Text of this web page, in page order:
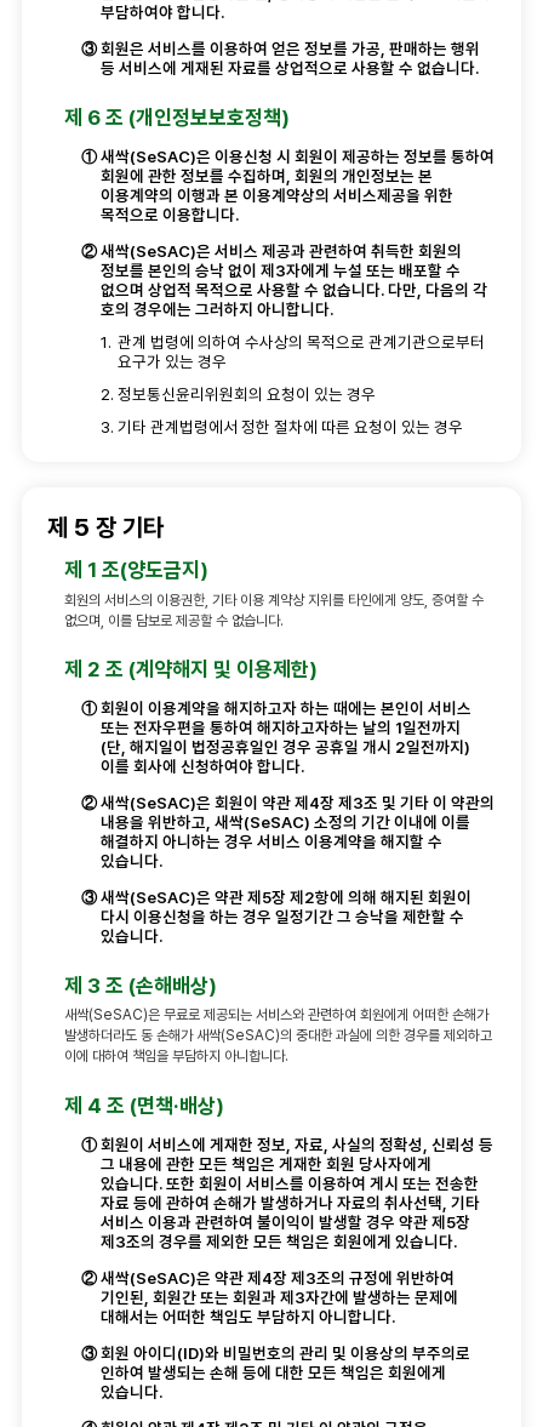
부담하여야 합니다.
③ 회원은 서비스를 이용하여 얻은 정보를 가공, 판매하는 행위
등 서비스에 게재된 자료를 상업적으로 사용할 수 없습니다.
제 6 조 (개인정보보호정책)
① 새싹(SeSAC)은 이용신청 시 회원이 제공하는 정보를 통하여
회원에 관한 정보를 수집하며, 회원의 개인정보는 본
이용계약의 이행과 본 이용계약상의 서비스제공을 위한
목적으로 이용합니다.
② 새싹(SeSAC)은 서비스 제공과 관련하여 취득한 회원의
정보를 본인의 승낙 없이 제3자에게 누설 또는 배포할 수
없으며 상업적 목적으로 사용할 수 없습니다. 다만, 다음의 각
호의 경우에는 그러하지 아니합니다.
1. 관계 법령에 의하여 수사상의 목적으로 관계기관으로부터
요구가 있는 경우
2. 정보통신윤리위원회의 요청이 있는 경우
3. 기타 관계법령에서 정한 절차에 따른 요청이 있는 경우
제 5 장 기타
제 1 조(양도금지)
회원의 서비스의 이용권한, 기타 이용 계약상 지위를 타인에게 양도, 증여할 수
없으며, 이를 담보로 제공할 수 없습니다.
제 2 조 (계약해지 및 이용제한)
① 회원이 이용계약을 해지하고자 하는 때에는 본인이 서비스
또는 전자우편을 통하여 해지하고자하는 날의 1일전까지
(단, 해지일이 법정공휴일인 경우 공휴일 개시 2일전까지)
이를 회사에 신청하여야 합니다.
② 새싹(SeSAC)은 회원이 약관 제4장 제3조 및 기타 이 약관의
내용을 위반하고, 새싹(SeSAC) 소정의 기간 이내에 이를
해결하지 아니하는 경우 서비스 이용계약을 해지할 수
있습니다.
③ 새싹(SeSAC)은 약관 제5장 제2항에 의해 해지된 회원이
다시 이용신청을 하는 경우 일정기간 그 승낙을 제한할 수
있습니다.
제 3 조 (손해배상)
새싹(SeSAC)은 무료로 제공되는 서비스와 관련하여 회원에게 어떠한 손해가
발생하더라도 동 손해가 새싹(SeSAC)의 중대한 과실에 의한 경우를 제외하고
이에 대하여 책임을 부담하지 아니합니다.
제 4 조 (면책·배상)
① 회원이 서비스에 게재한 정보, 자료, 사실의 정확성, 신뢰성 등
그 내용에 관한 모든 책임은 게재한 회원 당사자에게
있습니다. 또한 회원이 서비스를 이용하여 게시 또는 전송한
자료 등에 관하여 손해가 발생하거나 자료의 취사선택, 기타
서비스 이용과 관련하여 불이익이 발생할 경우 약관 제5장
제3조의 경우를 제외한 모든 책임은 회원에게 있습니다.
② 새싹(SeSAC)은 약관 제4장 제3조의 규정에 위반하여
기인된, 회원간 또는 회원과 제3자간에 발생하는 문제에
대해서는 어떠한 책임도 부담하지 아니합니다.
③ 회원 아이디(ID)와 비밀번호의 관리 및 이용상의 부주의로
인하여 발생되는 손해 등에 대한 모든 책임은 회원에게
있습니다.